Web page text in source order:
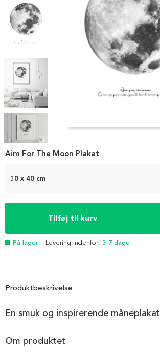
Item
1
30 x 40 cm
Tilføj til kurv
På lager - Levering indenfor: 3-7 dage
Aim For The Moon Plakat
Produktbeskrivelse
En smuk og inspirerende måneplakat
Om produktet